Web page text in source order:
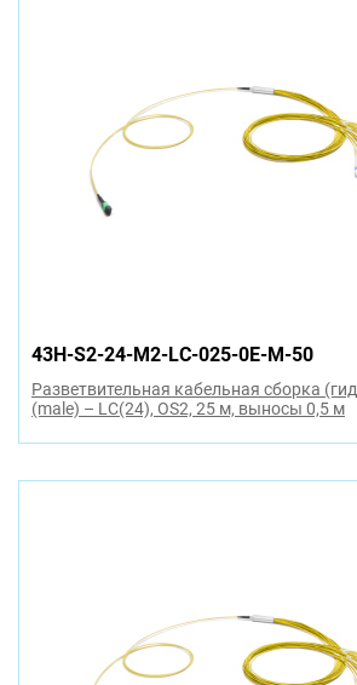
43H-S2-24-M2-LC-025-0E-M-50
Разветвительная кабельная сборка
(male) – LC(24), OS2, 25 м, выносы 0,5 м